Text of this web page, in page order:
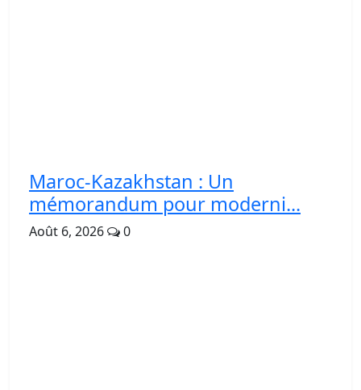
Maroc-Kazakhstan : Un
mémorandum pour moderni...
Août 6, 2026 0